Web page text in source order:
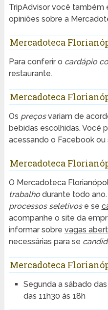
TripAdvisor você também
opiniões sobre a
Mercadoteca
Para conferir o cardápio
restaurante.
Mercadoteca
Os preçosvariam de
bebidas escolhidas. Você
acessando o Facebook ou
Mercadoteca
O Mercadoteca
trabalhodurante todo ano.
processos seletivose se
acompanhe o site da
informar sobre vagas
necessárias para se
Mercadoteca
Segunda a sábado
das 11h30 às 18h